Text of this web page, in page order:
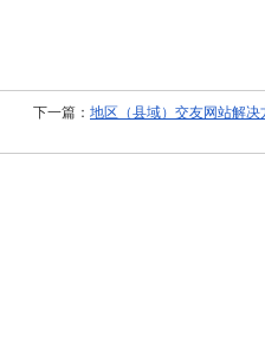
下一篇： 地区（县域）交友网站解决